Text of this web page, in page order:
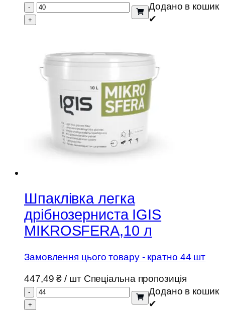
-
+
Додано в кошик
✔
Шпаклівка легка
дрібнозерниста IGIS
MIKROSFERA,10 л
Замовлення цього товару - кратно 44 шт
447,49₴ / шт Спеціальна пропозиція
-
+
Додано в кошик
✔